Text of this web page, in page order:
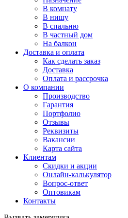
В комнату
В нишу
В спальню
В частный дом
На балкон
Доставка и оплата
Как сделать заказ
Доставка
Оплата и рассрочка
О компании
Производство
Гарантия
Портфолио
Отзывы
Реквизиты
Вакансии
Карта сайта
Клиентам
Скидки и акции
Онлайн-калькулятор
Вопрос-ответ
Оптовикам
Контакты